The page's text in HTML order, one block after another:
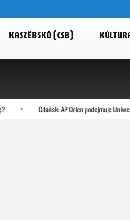
KASZËBSKÔ (CSB)
Gdańsk: AP Orlen podejmuje